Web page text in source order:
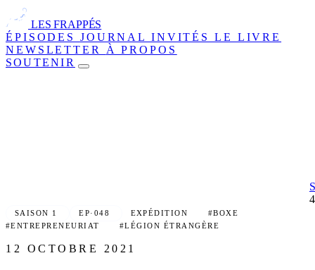
LES FRAPPÉS
ÉPISODES JOURNAL INVITÉSLE LIVRE
NEWSLETTER À PROPOS
SOUTENIR
SAISON 1 EP·048 EXPÉDITION
#BOXE
#ENTREPRENEURIAT
#LÉGION ÉTRANGÈRE
12 OCTOBRE 2021